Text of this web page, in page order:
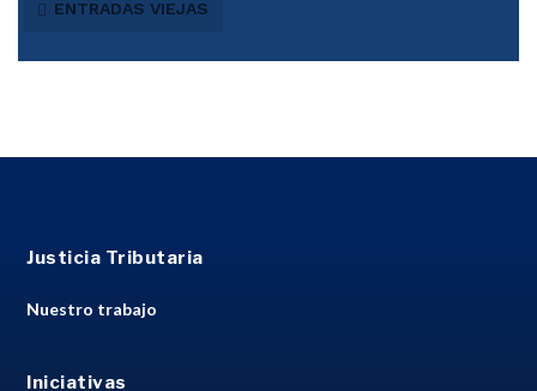
ENTRADAS VIEJAS
Justicia Tributaria
Nuestro trabajo
Iniciativas